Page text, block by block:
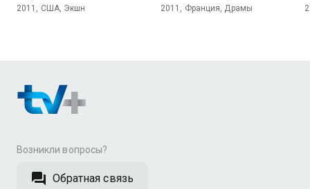
2011, США, Экшн 2011, Франция, Драмы
Возникли вопросы?
Обратная связь